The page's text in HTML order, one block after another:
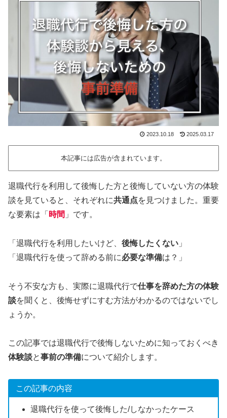
2023.10.18 2025.03.17
本記事には広告が含まれています。
退職代行を利用して後悔した方と後悔していない方の体験
談を見ていると、それぞれに共通点を見つけました。重要
な要素は「 時間 」です。
「退職代行を利用したいけど、 後悔したくない 」
「退職代行を使って辞める前に必要な準備は？」
そう不安な方も、実際に退職代行で仕事を辞めた方の体験
談を聞くと、後悔せずにすむ方法がわかるのではないでし
ょうか。
この記事では退職代行で後悔しないために知っておくべき
体験談と事前の準備について紹介します。
この記事の内容
退職代行を使って後悔した/しなかったケース